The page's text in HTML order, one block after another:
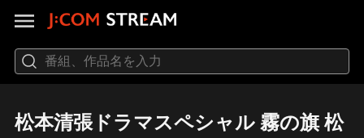
松本清張ドラマスペシャル 霧の旗 松